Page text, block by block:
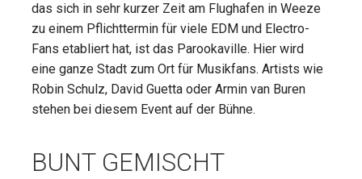
das sich in sehr kurzer Zeit am Flughafen in Weeze
zu einem Pflichttermin für viele EDM und Electro-
Fans etabliert hat, ist das Parookaville. Hier wird
eine ganze Stadt zum Ort für Musikfans. Artists wie
Robin Schulz, David Guetta oder Armin van Buren
stehen bei diesem Event auf der Bühne.
BUNT GEMISCHT